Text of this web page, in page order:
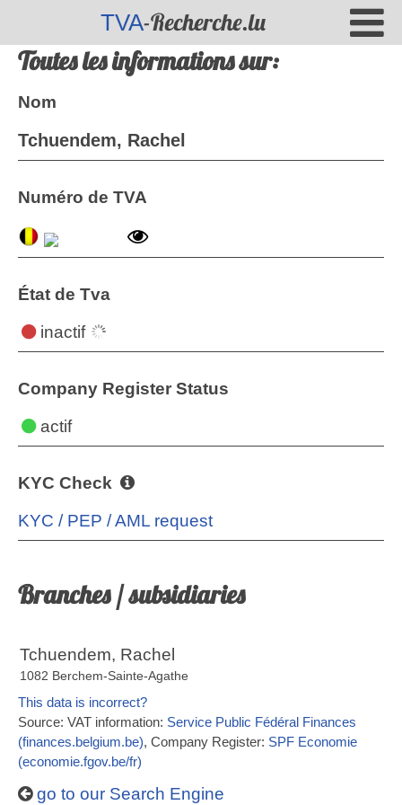
TVA-Recherche.lu
Toutes les informations sur:
Nom
Tchuendem, Rachel
Numéro de TVA
État de Tva
inactif
Company Register Status
actif
KYC Check
KYC / PEP / AML request
Branches / subsidiaries
Tchuendem, Rachel
1082 Berchem-Sainte-Agathe
This data is incorrect?
Source: VAT information: Service Public Fédéral Finances
(finances.belgium.be), Company Register: SPF Economie
(economie.fgov.be/fr)
go to our Search Engine